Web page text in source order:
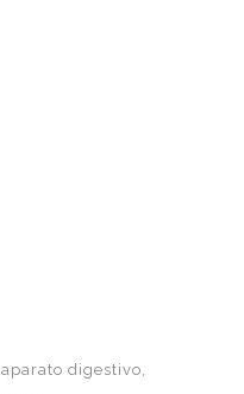
aparato digestivo